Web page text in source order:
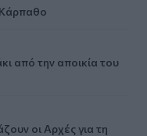
από την αποικία του
οι Αρχές για τη